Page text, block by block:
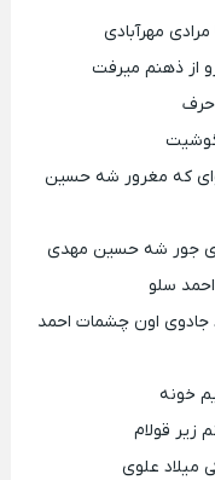
مهرآبادی
از ذهنم میرفت
حرف
گوشیت
که مغرور شه حسین
جور شه حسین مهدی
سلو
اون چشمات احمد
خونه
زیر قولام
میلاد علوی